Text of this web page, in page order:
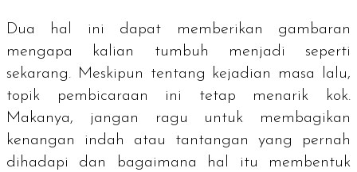
Dua hal ini dapat memberikan gambaran
mengapa kalian tumbuh menjadi seperti
sekarang. Meskipun tentang kejadian masa lalu,
topik pembicaraan ini tetap menarik kok.
Makanya, jangan ragu untuk membagikan
kenangan indah atau tantangan yang pernah
dihadapi dan bagaimana hal itu membentuk